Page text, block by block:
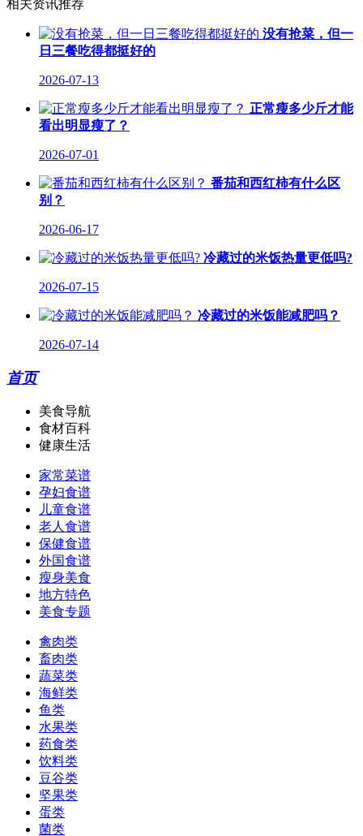
相关资讯推荐
没有抢菜，但一
日三餐吃得都挺好的
2026-07-13
正常瘦多少斤才能
看出明显瘦了？
2026-07-01
番茄和西红柿有什么区
别？
2026-06-17
冷藏过的米饭热量更低吗?
2026-07-15
冷藏过的米饭能减肥吗？
2026-07-14
首页
美食导航
食材百科
健康生活
家常菜谱
孕妇食谱
儿童食谱
老人食谱
保健食谱
外国食谱
瘦身美食
地方特色
美食专题
禽肉类
畜肉类
蔬菜类
海鲜类
鱼类
水果类
药食类
饮料类
豆谷类
坚果类
蛋类
菌类